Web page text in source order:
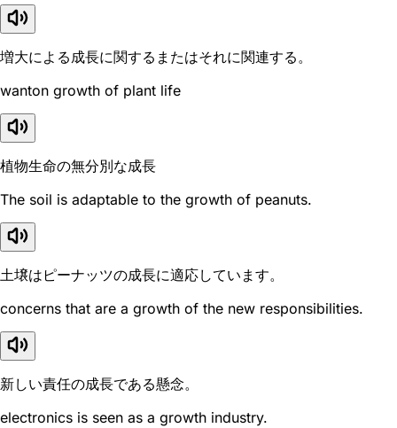
増大による成長に関するまたはそれに関連する。
wanton growth of plant life
植物生命の無分別な成長
The soil is adaptable to the growth of peanuts.
土壌はピーナッツの成長に適応しています。
concerns that are a growth of the new responsibilities.
新しい責任の成長である懸念。
electronics is seen as a growth industry.